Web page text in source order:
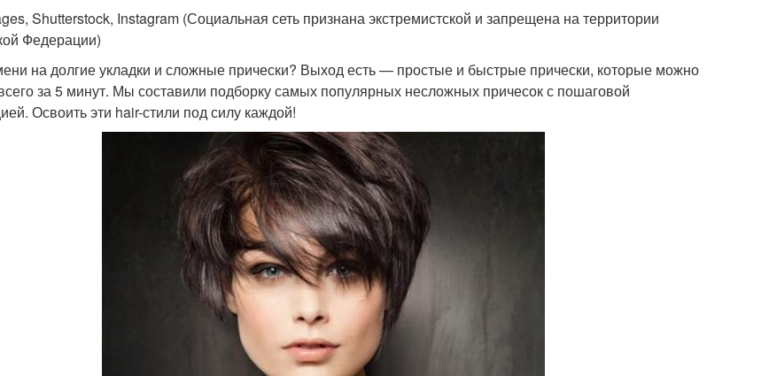
Shutterstock, Instagram (Социальная сеть признана экстремистской и запрещена на территории
Федерации)
на долгие укладки и сложные прически? Выход есть — простые и быстрые прически, которые можно
за 5 минут. Мы составили подборку самых популярных несложных причесок с пошаговой
Освоить эти hair-стили под силу каждой!